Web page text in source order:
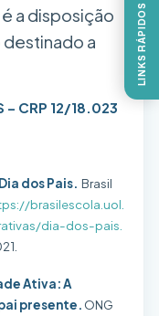
a disposição
a
– CRP 12/18.023
Dia dos Pais. Brasil
brasilescola.uol.
dia-dos-pais.
Ativa: A
presente. ONG
LINKS RÁPIDOS